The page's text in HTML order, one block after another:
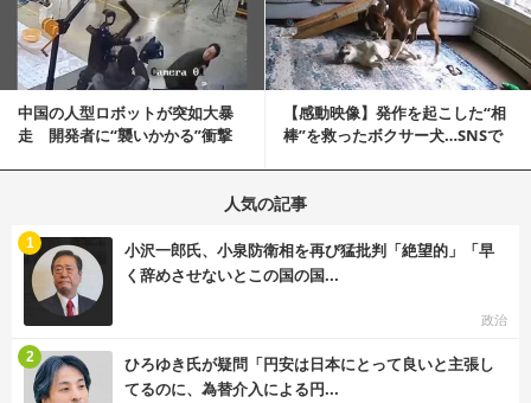
中国の人型ロボットが突如大暴
走 開発者に“襲いかかる”衝撃
【感動映像】発作を起こした“相
棒”を救ったボクサー犬…SNSで
人気の記事
小沢一郎氏、小泉防衛相を再び猛批判「絶望的」「早
く辞めさせないとこの国の国...
政治
1
ひろゆき氏が疑問「円安は日本にとって良いと主張し
てるのに、為替介入による円...
2